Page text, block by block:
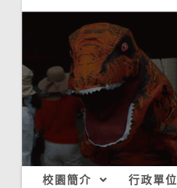
校園簡介 行政單位